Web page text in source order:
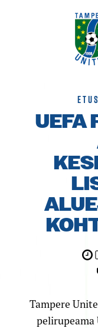
UEFA
Tampere
pelirupeama